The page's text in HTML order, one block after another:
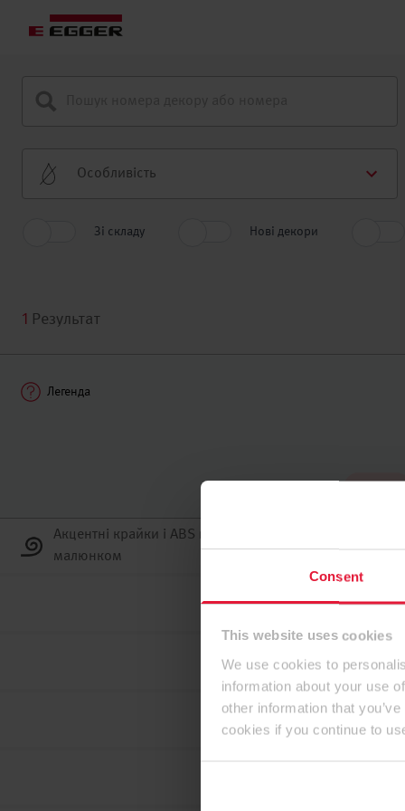
Consent
This website uses cookies
We use cookies to
information about your use
other information that
cookies if you continue to
Особливість
Зі складу Нові декори
1 Результат
Легенда
Акцентні крайки і ABS крайки з поперечним
малюнком